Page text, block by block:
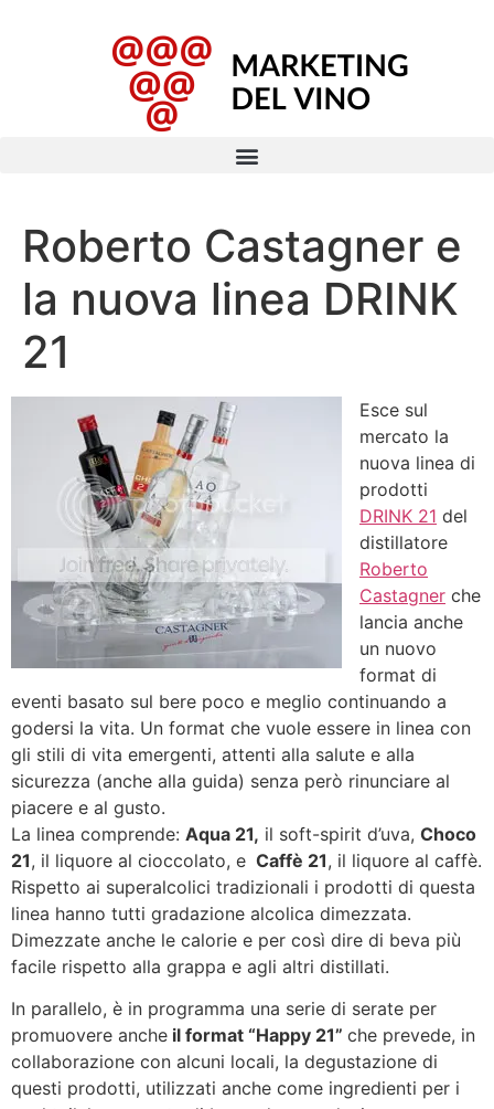
Roberto Castagner e
la nuova linea DRINK
21
Esce sul
mercato la
nuova linea di
prodotti
DRINK 21 del
distillatore
Roberto
Castagner che
lancia anche
un nuovo
format di
eventi basato sul bere poco e meglio continuando a
godersi la vita. Un format che vuole essere in linea con
gli stili di vita emergenti, attenti alla salute e alla
sicurezza (anche alla guida) senza però rinunciare al
piacere e al gusto.
La linea comprende: Aqua 21, il soft-spirit d’uva, Choco
21, il liquore al cioccolato, e Caffè 21, il liquore al caffè.
Rispetto ai superalcolici tradizionali i prodotti di questa
linea hanno tutti gradazione alcolica dimezzata.
Dimezzate anche le calorie e per così dire di beva più
facile rispetto alla grappa e agli altri distillati.
In parallelo, è in programma una serie di serate per
promuovere anche il format “Happy 21” che prevede, in
collaborazione con alcuni locali, la degustazione di
questi prodotti, utilizzati anche come ingredienti per i